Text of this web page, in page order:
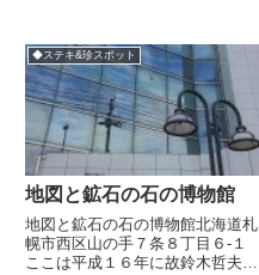
◆ステキ&珍スポット
地図と鉱石の石の博物館
地図と鉱石の石の博物館北海道札
幌市西区山の手７条８丁目６-１
ここは平成１６年に故鈴木哲夫前